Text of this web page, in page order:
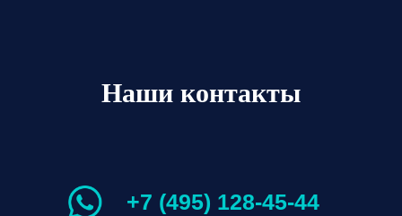
Наши контакты
+7 (495) 128-45-44